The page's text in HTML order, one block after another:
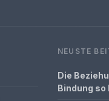
NEUSTE
Die
Bindung